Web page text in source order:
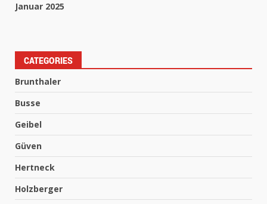
Januar 2025
CATEGORIES
Brunthaler
Busse
Geibel
Güven
Hertneck
Holzberger